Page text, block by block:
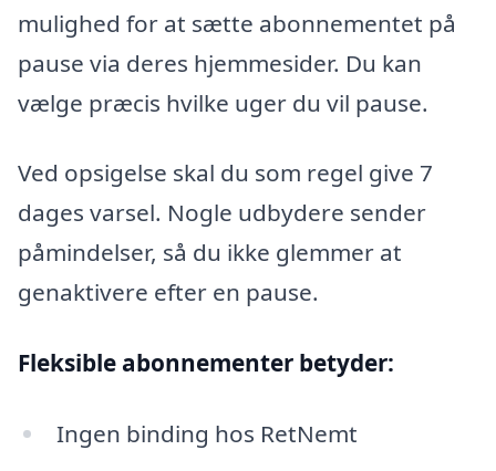
mulighed for at sætte abonnementet på
pause via deres hjemmesider. Du kan
vælge præcis hvilke uger du vil pause.
Ved opsigelse skal du som regel give 7
dages varsel. Nogle udbydere sender
påmindelser, så du ikke glemmer at
genaktivere efter en pause.
Fleksible abonnementer betyder:
Ingen binding hos RetNemt